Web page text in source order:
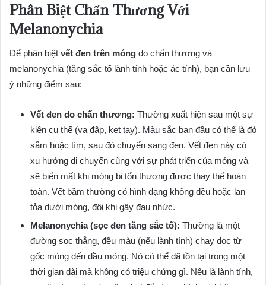
Phân Biệt Chấn Thương Với
Melanonychia
Để phân biệt vết đen trên móng do chấn thương và
melanonychia (tăng sắc tố lành tính hoặc ác tính), bạn cần lưu
ý những điểm sau:
Vết đen do chấn thương: Thường xuất hiện sau một sự
kiện cụ thể (va đập, kẹt tay). Màu sắc ban đầu có thể là đỏ
sẫm hoặc tím, sau đó chuyển sang đen. Vết đen này có
xu hướng di chuyển cùng với sự phát triển của móng và
sẽ biến mất khi móng bị tổn thương được thay thế hoàn
toàn. Vết bầm thường có hình dạng không đều hoặc lan
tỏa dưới móng, đôi khi gây đau nhức.
Melanonychia (sọc đen tăng sắc tố): Thường là một
đường sọc thẳng, đều màu (nếu lành tính) chạy dọc từ
gốc móng đến đầu móng. Nó có thể đã tồn tại trong một
thời gian dài mà không có triệu chứng gì. Nếu là lành tính,